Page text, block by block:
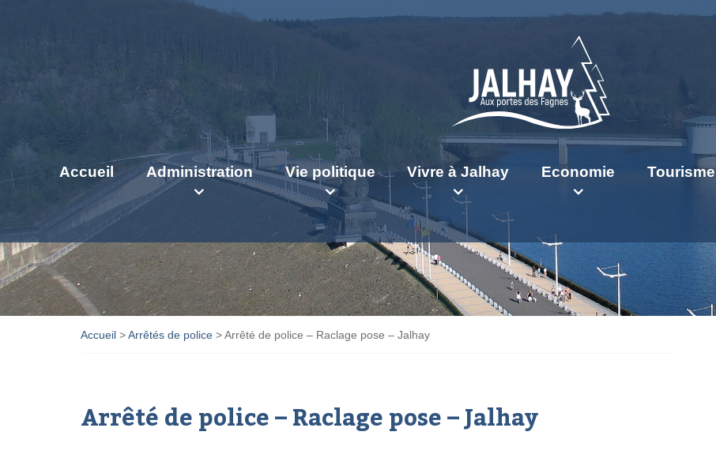
Accueil Administration Vie politique Vivre à Jalhay Economie Tourisme
Accueil >Arrêtés de police >Arrêté de police – Raclage pose – Jalhay
Arrêté de police – Raclage pose – Jalhay